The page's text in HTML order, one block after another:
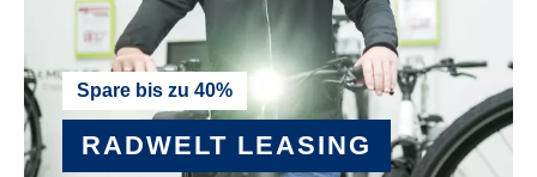
VP R&M Custom
RADGRÖSSE :
20"
Spare bis zu 40%
RADWELT LEASING